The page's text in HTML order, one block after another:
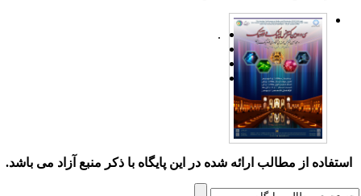
.
استفاده از مطالب ارائه شده در این پایگاه با ذکر منبع آزاد می باشد.